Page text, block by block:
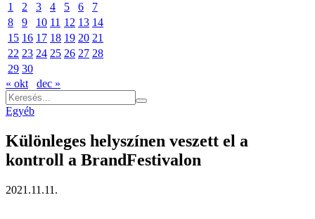
1
2 3 4 5 6
7
8
9 10 11 12 13 14
15 16 17 18 19 20 21
22 23 24 25 26 27 28
29 30
« okt
dec »
Egyéb
Különleges helyszínen veszett el a
kontroll a BrandFestivalon
2021.11.11.